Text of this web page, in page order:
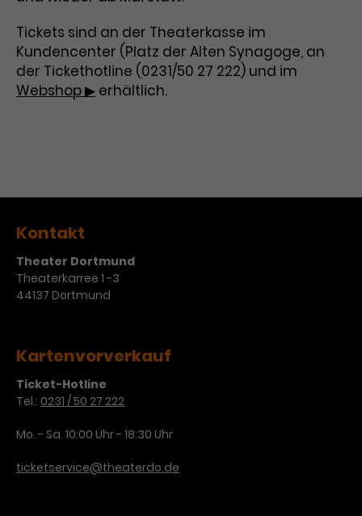
Tickets sind an der Theaterkasse im
Kundencenter (Platz der Alten Synagoge, an
der Tickethotline (0231/50 27 222) und im
Webshop ▶ erhältlich.
Kontakt
Theater Dortmund
Theaterkarree 1 -3
44137 Dortmund
Kartenvorverkauf
Ticket-Hotline
Tel.: 0231 / 50 27 222
Mo. - Sa. 10:00 Uhr - 18:30 Uhr
ticketservice@theaterdo.de